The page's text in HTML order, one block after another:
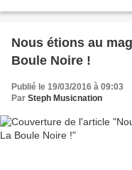
Nous étions au
Boule Noire !
Publié le 19/03/2016 à 09:03
Par Steph Musicnation